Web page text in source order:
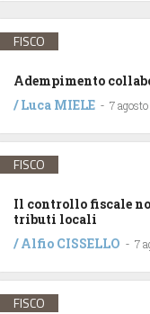
FISCO
Adempimento
/Luca MIELE - 7
FISCO
Il controllo fiscale
tributi locali
/Alfio CISSELLO - 7
FISCO